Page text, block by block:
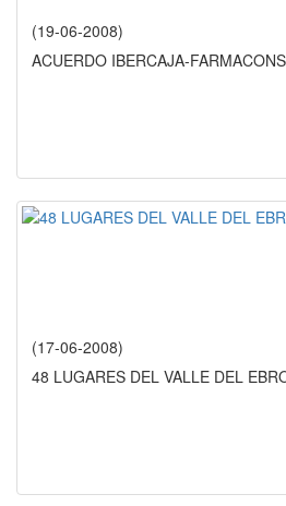
(19-06-2008)
ACUERDO IBERCAJA-
(17-06-2008)
48 LUGARES DEL VALLE DEL